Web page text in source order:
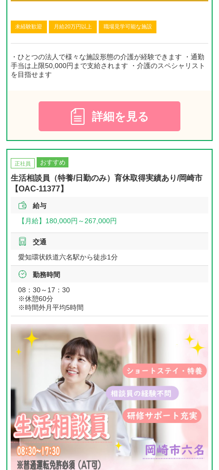
未経験歓迎 月給20万円以上 職場見学可能な施設
・ひとつの法人で様々な施設形態の介護が経験できます ・通勤
手当は上限50,000円まで支給されます ・介護のスペシャリスト
を目指せます
詳細を見る
正社員 おすすめ
生活相談員（特養/日勤のみ）育休取得実績あり/岡崎市
【OAC-11377】
給与
【月給】 180,000円～267,000円
交通
愛知環状鉄道六名駅から徒歩1分
勤務時間
08：30～17：30
※休憩60分
※時間外月平均5時間